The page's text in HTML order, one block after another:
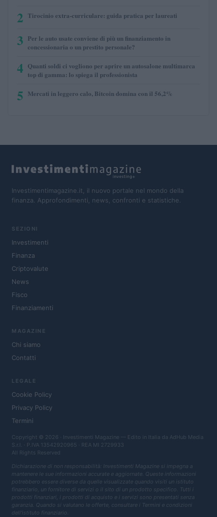
2 Tirocinio extra-curriculare: guida pratica per laureati
3 Per le auto usate conviene di più un finanziamento in
concessionaria o un prestito personale?
4 Quanti soldi ci vogliono per aprire un autosalone multimarca
top di gamma: lo spiega il professionista
5 Mercati in leggero calo, Bitcoin domina con il 56,2%
Investimentimagazine.it, il nuovo portale nel mondo della
finanza. Approfondimenti, news, confronti e statistiche.
SEZIONI
Investimenti
Finanza
Criptovalute
News
Fisco
Finanziamenti
MAGAZINE
Chi siamo
Contatti
LEGALE
Cookie Policy
Privacy Policy
Termini
Copyright © 2026 · Investimenti Magazine — Edito in Italia da AdHub Media
S.r.l. · P.IVA 13542920965 · REA MI 2729933
All Rights Reserved
Dichiarazione di non responsabilità: Investimenti Magazine si impegna a
mantenere le sue informazioni accurate e aggiornate. Queste informazioni
potrebbero essere diverse da quelle visualizzate quando visiti un istituto
finanziario, un fornitore di servizi o il sito di un prodotto specifico. Tutti i
prodotti finanziari, i prodotti di acquisto e i servizi sono presentati senza
garanzia. Quando si valutano le offerte, consultare i Termini e condizioni
dell'istituto finanziario.